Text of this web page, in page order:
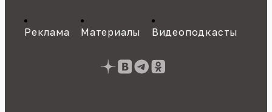
Реклама Материалы Видеоподкасты